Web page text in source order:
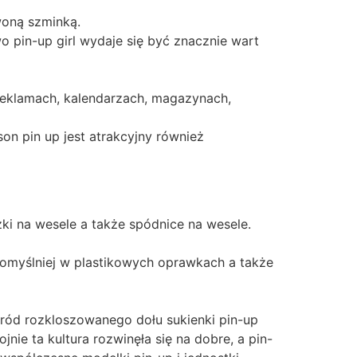
szminką.
pin-up girl wydaje się być znacznie wart
kalendarzach, magazynach,
pin up jest atrakcyjny również
na wesele a także spódnice na wesele.
w plastikowych oprawkach a także
rozkloszowanego dołu sukienki pin-up
ta kultura rozwinęła się na dobre, a pin-